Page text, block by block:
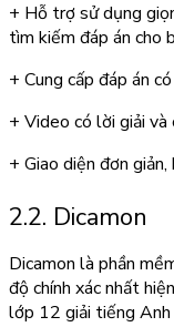
+ Hỗ trợ sử dụng
tìm kiếm đáp án cho
+ Cung cấp đáp án
+ Video có lời giải
+ Giao diện đơn
2.2. Dicamon
Dicamon là phần
độ chính xác nhất
lớp 12 giải tiếng Anh